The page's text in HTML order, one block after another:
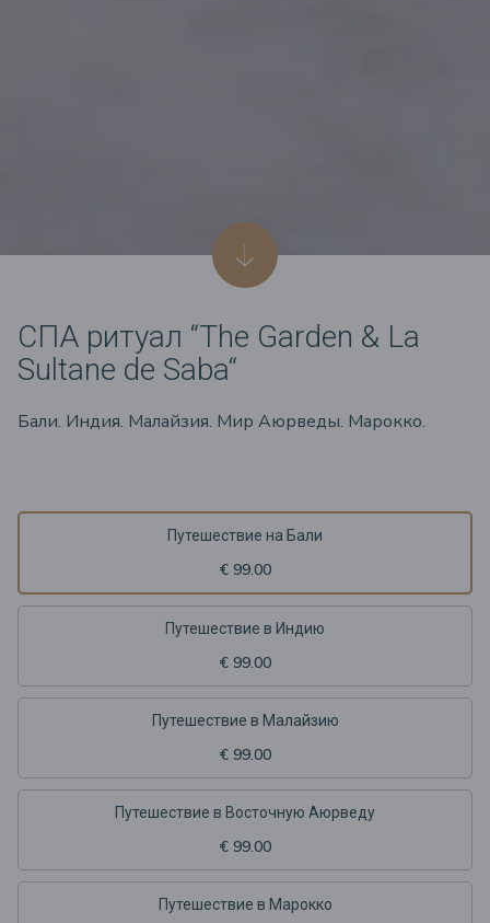
СПА pитуал “The Garden & La
Sultane de Saba“
Бали. Индия. Малайзия. Мир Аюрведы. Марокко.
Путешествие на Бали
€ 99.00
Путешествие в Индию
€ 99.00
Путешествие в Малайзию
€ 99.00
Путешествие в Восточную Аюрведу
€ 99.00
Путешествие в Марокко